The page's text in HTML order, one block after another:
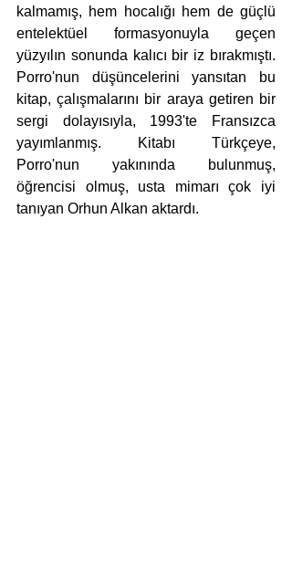
kalmamış, hem hocalığı hem de güçlü
entelektüel formasyonuyla geçen
yüzyılın sonunda kalıcı bir iz bırakmıştı.
Porro'nun düşüncelerini yansıtan bu
kitap, çalışmalarını bir araya getiren bir
sergi dolayısıyla, 1993'te Fransızca
yayımlanmış. Kitabı Türkçeye,
Porro'nun yakınında bulunmuş,
öğrencisi olmuş, usta mimarı çok iyi
tanıyan Orhun Alkan aktardı.